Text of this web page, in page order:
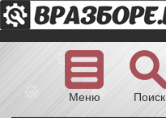
Меню Поиск